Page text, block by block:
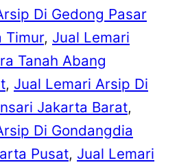
Di Gedong Pasar
Timur, Jual Lemari
Tanah Abang
, Jual Lemari Arsip Di
Jakarta Barat
Di Gondangdia
Pusat, Jual Lemari